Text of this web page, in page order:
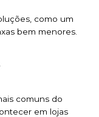
como um
bem menores.
comuns do
em lojas